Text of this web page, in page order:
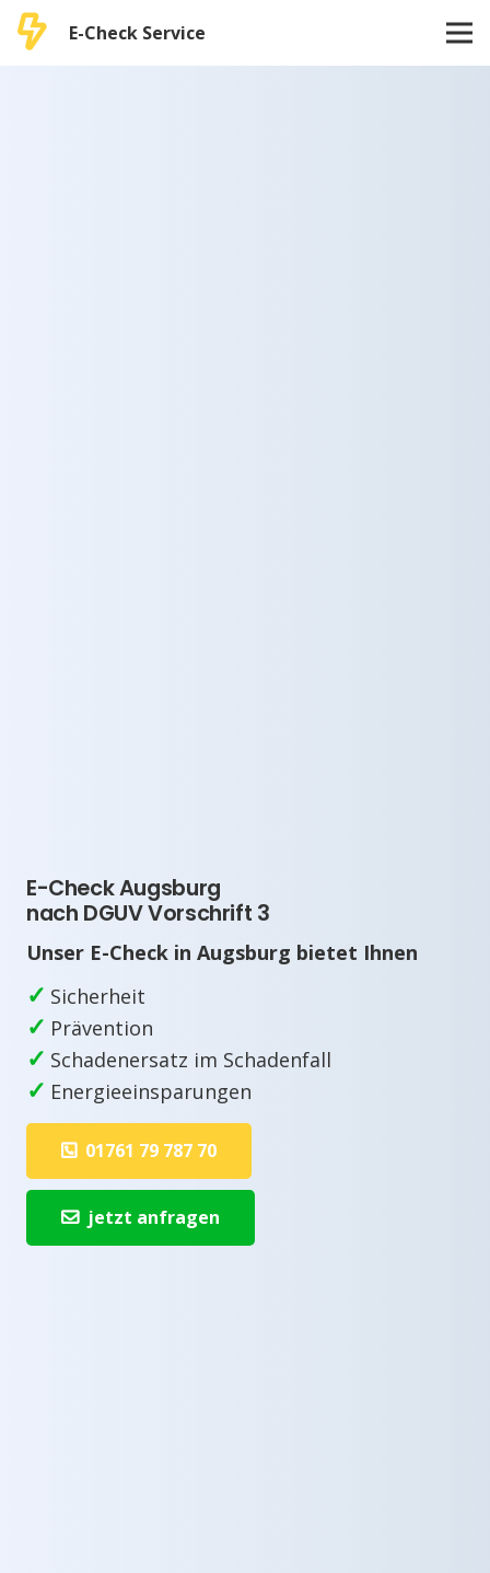
E-Check Service
E-Check Augsburg
nach DGUV Vorschrift 3
Unser E-Check in Augsburg bietet Ihnen
✓ Sicherheit
✓ Prävention
✓ Schadenersatz im Schadenfall
✓ Energieeinsparungen
01761 79 787 70
jetzt anfragen